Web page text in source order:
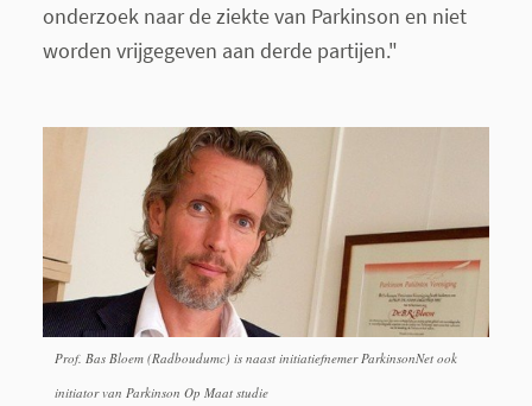
onderzoek naar de ziekte van Parkinson en niet
worden vrijgegeven aan derde partijen."
Prof. Bas Bloem (Radboudumc) is naast initiatiefnemer ParkinsonNet ook
initiator van Parkinson Op Maat studie